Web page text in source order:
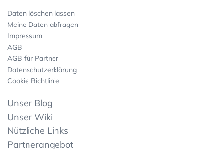
Daten löschen lassen
Meine Daten abfragen
Impressum
AGB
AGB für Partner
Datenschutzerklärung
Cookie Richtlinie
Unser Blog
Unser Wiki
Nützliche Links
Partnerangebot